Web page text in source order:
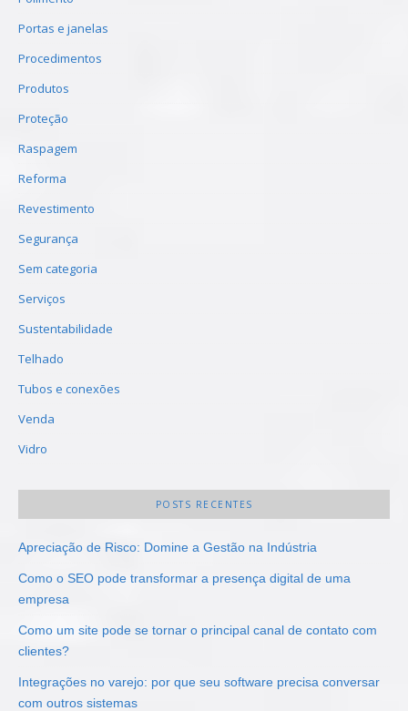
Portas e janelas
Procedimentos
Produtos
Proteção
Raspagem
Reforma
Revestimento
Segurança
Sem categoria
Serviços
Sustentabilidade
Telhado
Tubos e conexões
Venda
Vidro
POSTS RECENTES
Apreciação de Risco: Domine a Gestão na Indústria
Como o SEO pode transformar a presença digital de uma
empresa
Como um site pode se tornar o principal canal de contato com
clientes?
Integrações no varejo: por que seu software precisa conversar
com outros sistemas